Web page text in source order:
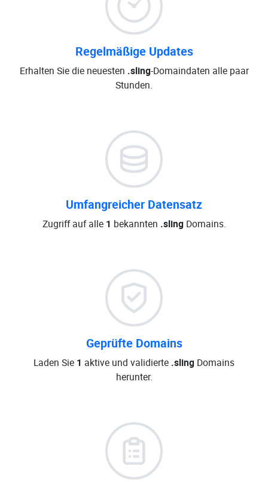
Regelmäßige Updates
Erhalten Sie die neuesten .sling-Domaindaten alle paar
Stunden.
Umfangreicher Datensatz
Zugriff auf alle 1 bekannten .slingDomains.
Geprüfte Domains
Laden Sie 1 aktive und validierte .sling Domains
herunter.